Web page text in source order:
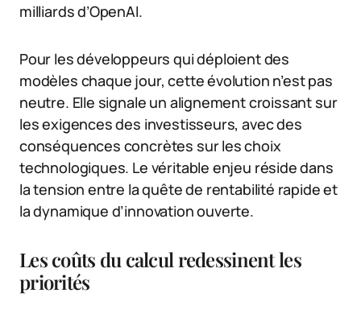
milliards d’OpenAI.
Pour les développeurs qui déploient des
modèles chaque jour, cette évolution n’est pas
neutre. Elle signale un alignement croissant sur
les exigences des investisseurs, avec des
conséquences concrètes sur les choix
technologiques. Le véritable enjeu réside dans
la tension entre la quête de rentabilité rapide et
la dynamique d’innovation ouverte.
Les coûts du calcul redessinent les
priorités